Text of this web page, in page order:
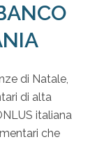
di Natale,
di alta
italiana
che